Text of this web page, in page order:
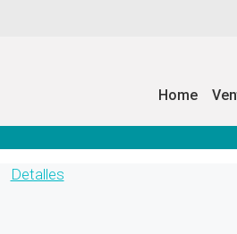
Home
Detalles